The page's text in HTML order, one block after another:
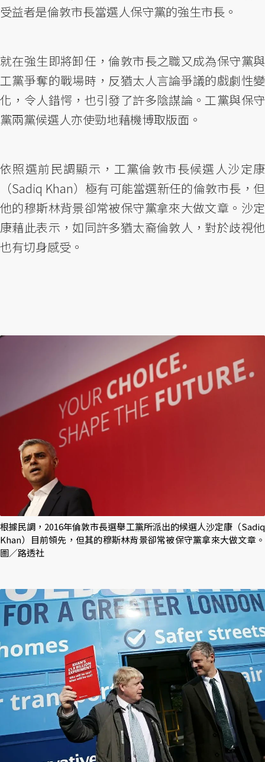
受益者是倫敦市長當選人保守黨的強生市長。
就在強生即將卸任，倫敦市長之職又成為保守黨與
工黨爭奪的戰場時，反猶太人言論爭議的戲劇性變
化，令人錯愕，也引發了許多陰謀論。工黨與保守
黨兩黨候選人亦使勁地藉機博取版面。
依照選前民調顯示，工黨倫敦市長候選人沙定康
（Sadiq Khan）極有可能當選新任的倫敦市長，但
他的穆斯林背景卻常被保守黨拿來大做文章。沙定
康藉此表示，如同許多猶太裔倫敦人，對於歧視他
也有切身感受。
根據民調，2016年倫敦市長選舉工黨所派出的候選人沙定康（Sadiq
Khan）目前領先，但其的穆斯林背景卻常被保守黨拿來大做文章。
圖／路透社